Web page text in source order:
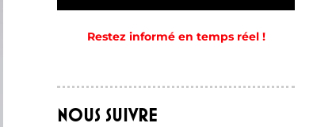
Restez informé en temps réel !
NOUS SUIVRE